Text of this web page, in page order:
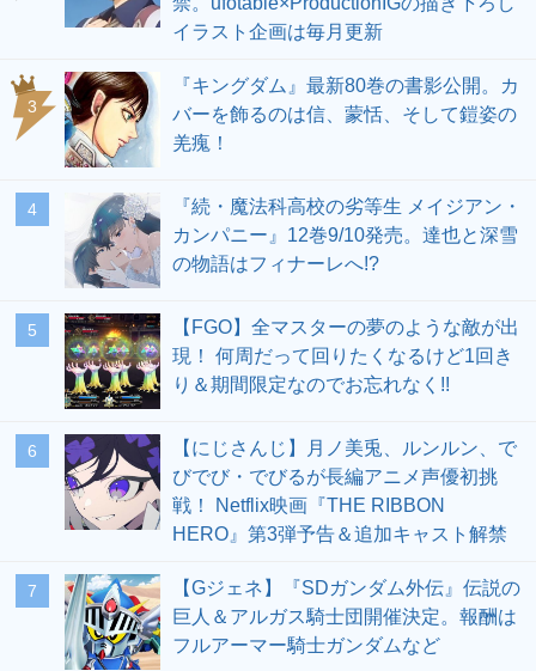
イラスト企画は毎月更新
3
『キングダム』最新80巻の書影公開。カ
バーを飾るのは信、蒙恬、そして鎧姿の
羌瘣！
4
『続・魔法科高校の劣等生 メイジアン・
カンパニー』12巻9/10発売。達也と深雪
の物語はフィナーレへ!?
5
【FGO】全マスターの夢のような敵が出
現！ 何周だって回りたくなるけど1回き
り＆期間限定なのでお忘れなく!!
6
【にじさんじ】月ノ美兎、ルンルン、で
びでび・でびるが長編アニメ声優初挑
戦！ Netflix映画『THE RIBBON
HERO』第3弾予告＆追加キャスト解禁
7
【Gジェネ】『SDガンダム外伝』伝説の
巨人＆アルガス騎士団開催決定。報酬は
フルアーマー騎士ガンダムなど